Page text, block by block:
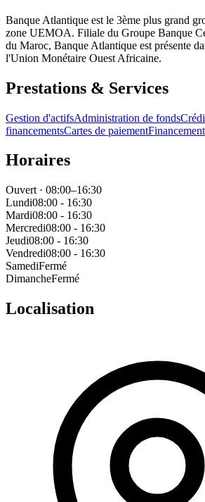
Banque Atlantique est le 3ème plus grand
zone UEMOA. Filiale du Groupe Banque
du Maroc, Banque Atlantique est présente
l'Union Monétaire Ouest Africaine.
Prestations & Services
Gestion d'actifsAdministration de fonds
financementsCartes de paiement
Horaires
Ouvert · 08:00–16:30
Lundi08:00 - 16:30
Mardi08:00 - 16:30
Mercredi08:00 - 16:30
Jeudi08:00 - 16:30
Vendredi08:00 - 16:30
SamediFermé
DimancheFermé
Localisation